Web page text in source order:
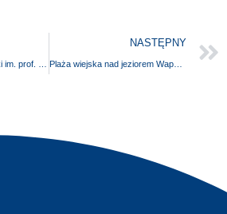
NASTĘPNY
Plaża wiejska nad jeziorem Wapnickim